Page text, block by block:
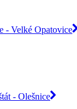
- Velké Opatovice
- Olešnice